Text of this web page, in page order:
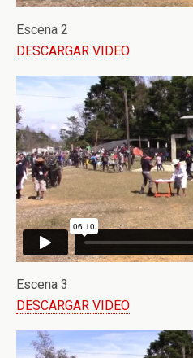
Escena 2
DESCARGAR VIDEO
Escena 3
DESCARGAR VIDEO